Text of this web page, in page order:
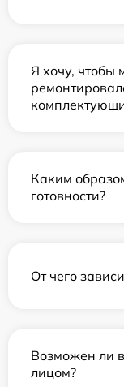
Я хочу, чтобы
Каким
готовности?
От чего
Возможен ли
лицом?